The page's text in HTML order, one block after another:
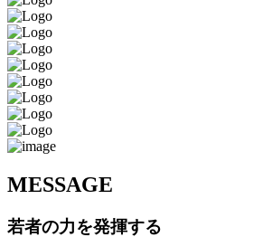
MESSAGE
若者の力を発揮する